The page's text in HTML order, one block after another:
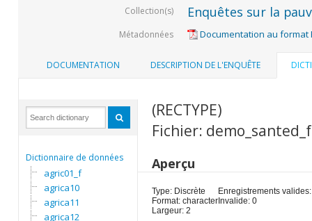
Collection(s) Enquêtes sur la
Métadonnées Documentation au format
DOCUMENTATION DESCRIPTION DE L'ENQUÊTE
Dictionnaire de données
agric01_f
agrica10
agrica11
agrica12
(RECTYPE)
Fichier: demo_santed_f
Aperçu
Type: Discrète
Format: character
Largeur: 2
Enregistrements
Invalide: 0